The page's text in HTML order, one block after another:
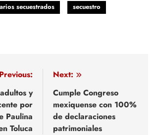
secuestrados
secuestro
Previous:
y
por
Paulina
Toluca
Next:
Cumple Congreso
mexiquense con 100%
de declaraciones
patrimoniales